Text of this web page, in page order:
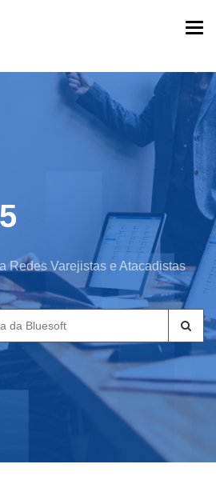
Redes Varejistas e Atacadistas